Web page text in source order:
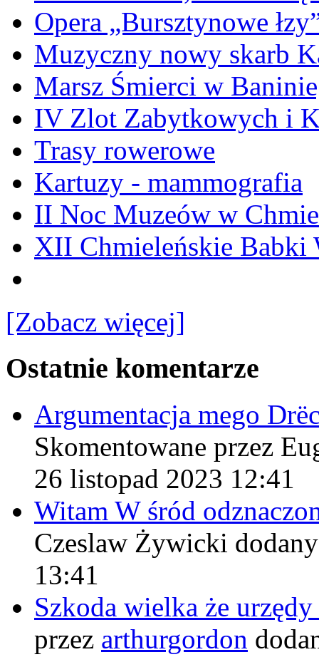
Opera „Bursztynowe
Muzyczny nowy skarb
Marsz Śmierci w
IV Zlot Zabytkowych i
Trasy rowerowe
Kartuzy - mammografia
II Noc Muzeów w
XII Chmieleńskie Babki
[Zobacz więcej]
Ostatnie komentarze
Argumentacja mego
Skomentowane przez
26 listopad 2023 12:41
Witam W śród
Czeslaw Żywicki
13:41
Szkoda wielka że
przez arthurgordon